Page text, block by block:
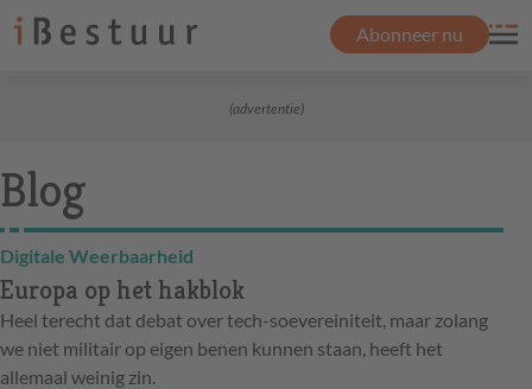
Abonneer nu
(advertentie)
Blog
Digitale Weerbaarheid
Europa op het hakblok
Heel terecht dat debat over tech-soevereiniteit, maar zolang
we niet militair op eigen benen kunnen staan, heeft het
allemaal weinig zin.